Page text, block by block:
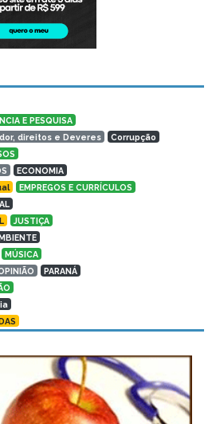
E PESQUISA
direitos e Deveres
Corrupção
ECONOMIA
EMPREGOS E CURRÍCULOS
JUSTIÇA
MÚSICA
PARANÁ